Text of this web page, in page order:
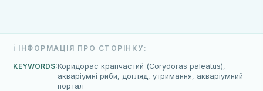
ℹ️ ІНФОРМАЦІЯ ПРО СТОРІНКУ:
KEYWORDS:Коридорас крапчастий (Corydoras paleatus),
акваріумні риби, догляд, утримання, акваріумний
портал